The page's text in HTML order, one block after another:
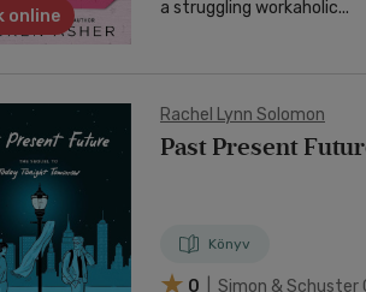
online a struggling workaholic...
Rachel Lynn Solomon
Past Present
Könyv
0
| Simon &